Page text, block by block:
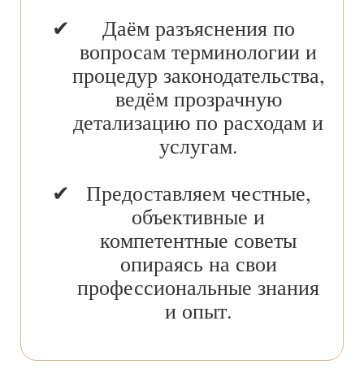
Даём разъяснения по
вопросам терминологии и
процедур законодательства,
ведём прозрачную
детализацию по расходам и
услугам.
Предоставляем честные,
объективные и
компетентные советы
опираясь на свои
профессиональные знания
и опыт.